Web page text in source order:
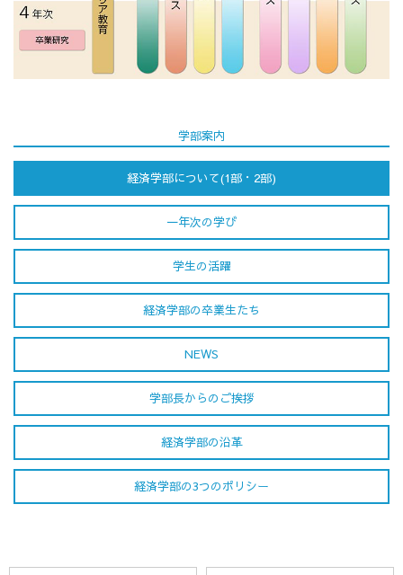
学部案内
経済学部について(1部・2部)
一年次の学び
学生の活躍
経済学部の卒業生たち
NEWS
学部長からのご挨拶
経済学部の沿革
経済学部の3つのポリシー